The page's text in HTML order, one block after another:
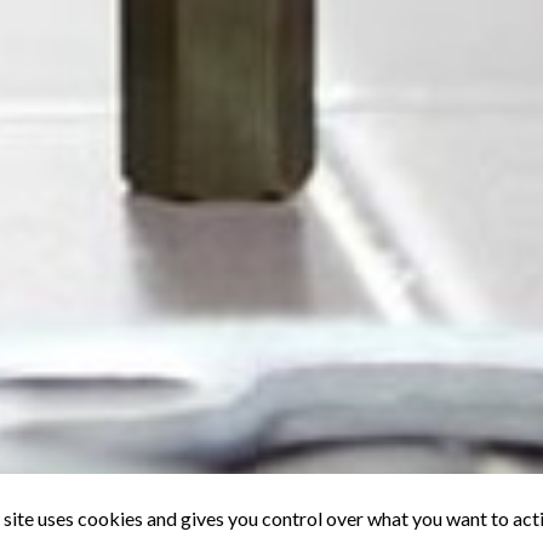
uses cookies and gives you control over what you want to